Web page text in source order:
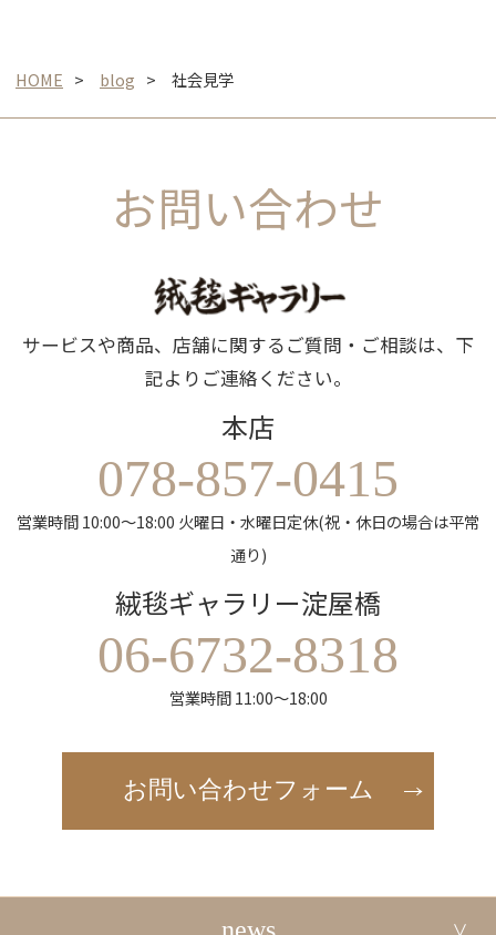
HOME blog 社会見学
お問い合わせ
サービスや商品、店舗に関するご質問・ご相談は、下
記よりご連絡ください。
本店
078-857-0415
営業時間 10:00～18:00 火曜日・水曜日定休(祝・休日の場合は平常
通り)
絨毯ギャラリー淀屋橋
06-6732-8318
営業時間 11:00～18:00
お問い合わせフォーム
news